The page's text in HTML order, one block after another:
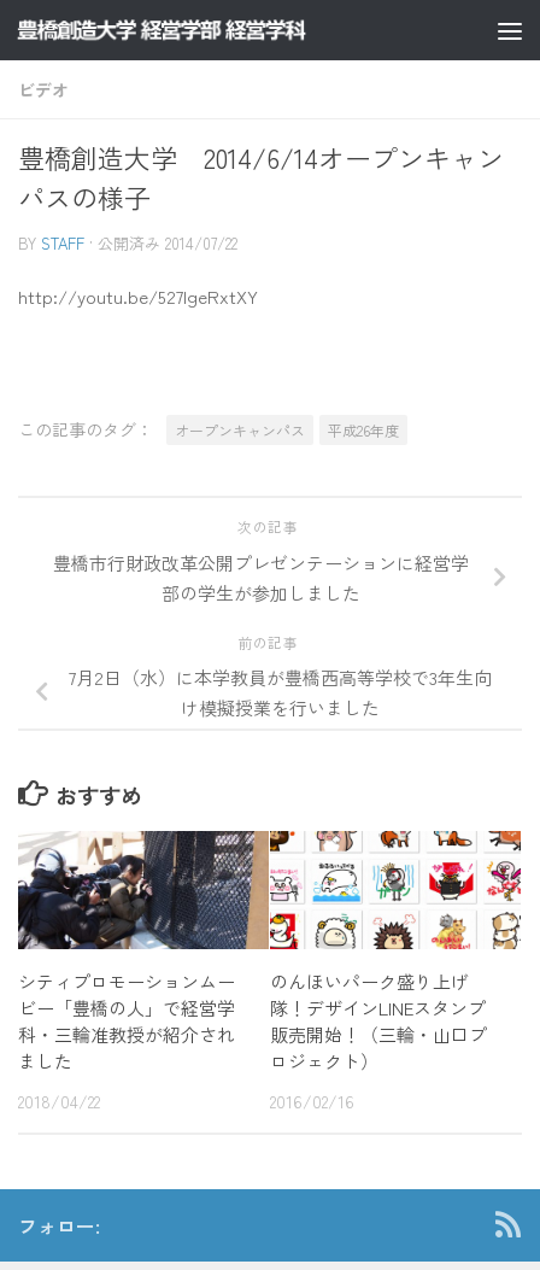
コンテンツへスキップ
ビデオ
豊橋創造大学 2014/6/14オープンキャン
パスの様子
BY STAFF · 公開済み 2014/07/22
http://youtu.be/527lgeRxtXY
この記事のタグ： オープンキャンパス 平成26年度
次の記事
豊橋市行財政改革公開プレゼンテーションに経営学
部の学生が参加しました
前の記事
7月2日（水）に本学教員が豊橋西高等学校で3年生向
け模擬授業を行いました
おすすめ
シティプロモーションムー
ビー「豊橋の人」で経営学
科・三輪准教授が紹介され
ました
2018/04/22
のんほいパーク盛り上げ
隊！デザインLINEスタンプ
販売開始！（三輪・山口プ
ロジェクト）
2016/02/16
フォロー: